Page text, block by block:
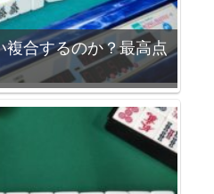
合するのか？最高点